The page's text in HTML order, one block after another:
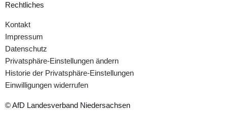
Rechtliches
Kontakt
Impressum
Datenschutz
Privatsphäre-Einstellungen ändern
Historie der Privatsphäre-Einstellungen
Einwilligungen widerrufen
© AfD Landesverband Niedersachsen